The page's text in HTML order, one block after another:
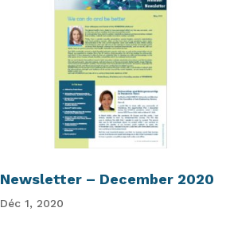
Newsletter – December 2020
Déc 1, 2020